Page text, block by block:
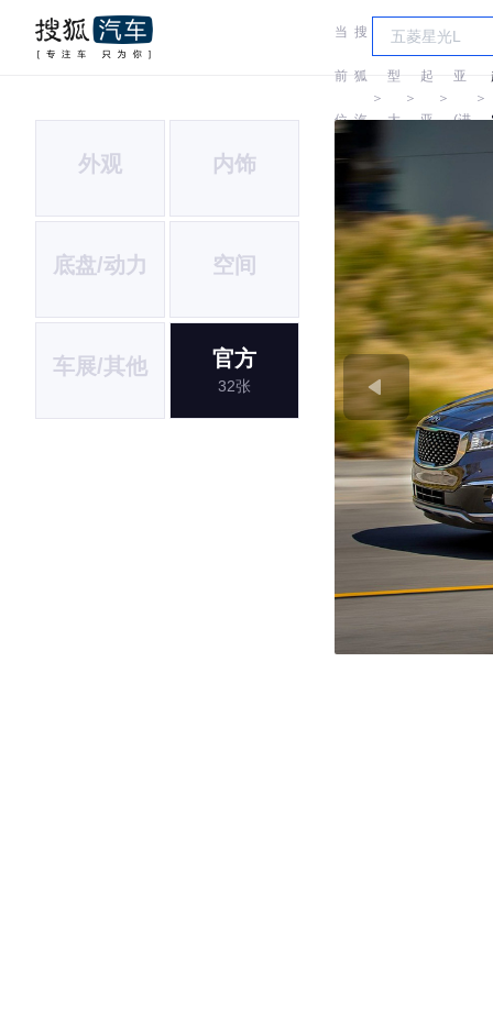
当
前
位
置:
搜
狐
汽
车
＞
车
型
大
＞
起
亚
＞
起
亚
(进
＞
外观 内饰
底盘/动力 空间
车展/其他 官方
32张